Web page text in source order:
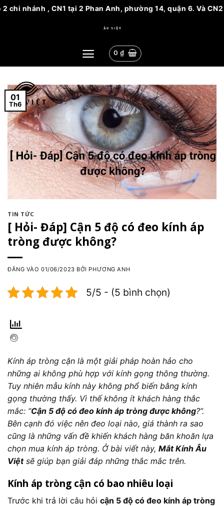
, CN1 tại 2 Phan Anh, phường 14, quận 6. Và CN2
0 ₫
01
Th6
TIN TỨC
[ Hỏi- Đáp] Cận 5 độ có đeo kính áp
tròng được không?
ĐĂNG VÀO01/06/2023 BỞI PHƯƠNG ANH
5/5 - (5 bình chọn)
Kính áp tròng cận là một giải pháp hoàn hảo cho
những ai không phù hợp với kính gọng thông thường.
Tuy nhiên mẫu kính này không phổ biến bằng kính
gọng thường thấy. Vì thế không ít khách hàng thắc
mắc: “Cận 5 độ có đeo kính áp tròng được không?”.
Bên cạnh đó việc nên đeo loại nào, giá thành ra sao
cũng là những vấn đề khiến khách hàng băn khoăn lựa
chọn mua kính áp tròng. Ở bài viết này, Mắt Kính Âu
Việtsẽ giúp bạn giải đáp những thắc mắc trên.
Kính áp tròng cận có bao nhiêu loại
Trước khi trả lời câu hỏi cận 5 độ có đeo kính áp tròng